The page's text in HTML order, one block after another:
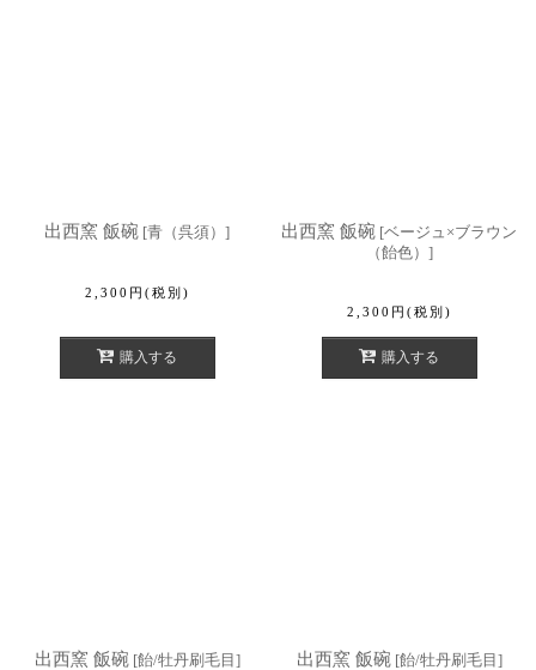
出西窯 飯碗 [青（呉須） ]
2,300 円 (税別)
購入する
出西窯 飯碗 [ベージュ×ブラウン
（飴色） ]
2,300 円 (税別)
購入する
出西窯 飯碗 [飴/牡丹刷毛目] 出西窯 飯碗 [飴/牡丹刷毛目]